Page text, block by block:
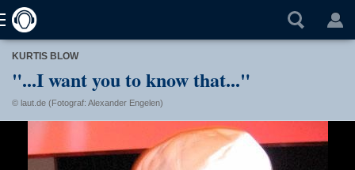
KURTIS BLOW
"...I want you to know that..."
© laut.de (Fotograf: Alexander Engelen)